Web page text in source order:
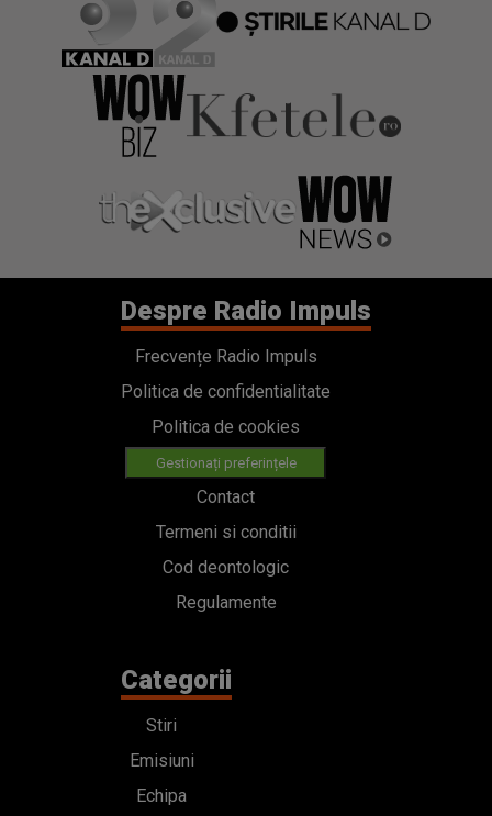
Despre Radio Impuls
Frecvențe Radio Impuls
Politica de confidentialitate
Politica de cookies
Gestionați preferințele
Contact
Termeni si conditii
Cod deontologic
Regulamente
Categorii
Stiri
Emisiuni
Echipa